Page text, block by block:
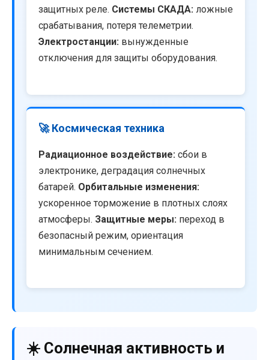
защитных реле. Системы СКАДА: ложные
срабатывания, потеря телеметрии.
Электростанции: вынужденные
отключения для защиты оборудования.
🚀 Космическая техника
Радиационное воздействие: сбои в
электронике, деградация солнечных
батарей. Орбитальные изменения:
ускоренное торможение в плотных слоях
атмосферы. Защитные меры: переход в
безопасный режим, ориентация
минимальным сечением.
☀️ Солнечная активность и